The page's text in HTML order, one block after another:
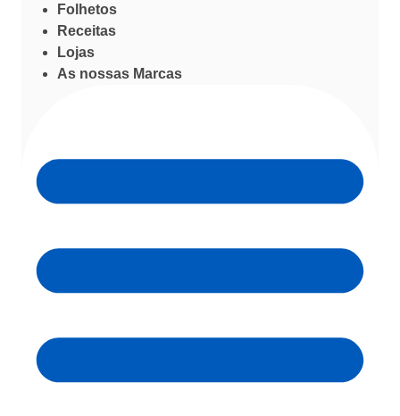
Folhetos
Receitas
Lojas
As nossas Marcas